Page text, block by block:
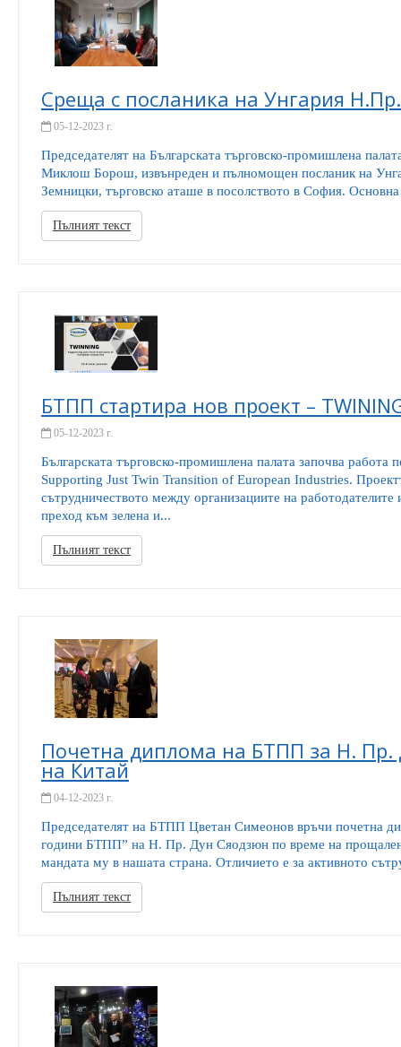
Среща с посланика на Унгария
05-12-2023 г.
Председателят на Българската търговско-промишлена
Миклош Борош, извънреден и пълномощен посланик на
Зeмницки, търговско аташе в посолството в София.
Пълният текст
БТПП стартира нов проект –
05-12-2023 г.
Българската търговско-промишлена палата започва
Supporting Just Twin Transition of European Industries.
сътрудничеството между организациите на
преход към зелена и...
Пълният текст
Почетна диплома на БТПП за Н. Пр.
на Китай
04-12-2023 г.
Председателят на БТПП Цветан Симеонов връчи почетна
години БТПП” на Н. Пр. Дун Сяодзюн по време на прощален
мандата му в нашата страна. Отличието е за активното
Пълният текст